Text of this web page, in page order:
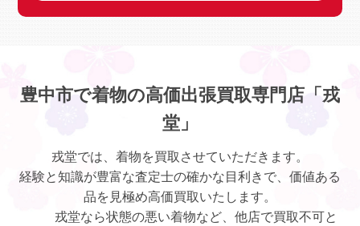
豊中市で着物の高価出張買取専門店「戎
堂」
戎堂では、着物を買取させていただきます。
経験と知識が豊富な査定士の確かな目利きで、価値ある
品を見極め高価買取いたします。
戎堂なら状態の悪い着物など、他店で買取不可と